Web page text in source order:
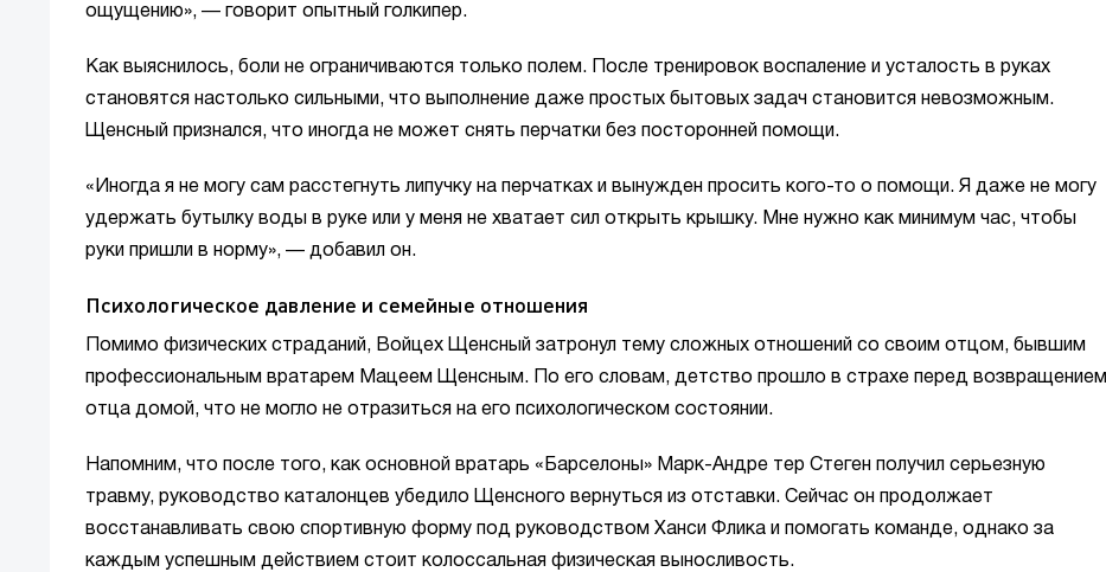
ощущению», — говорит опытный голкипер.
Как выяснилось, боли не ограничиваются только полем. После тренировок воспаление и усталость в руках
становятся настолько сильными, что выполнение даже простых бытовых задач становится невозможным.
Щенсный признался, что иногда не может снять перчатки без посторонней помощи.
«Иногда я не могу сам расстегнуть липучку на перчатках и вынужден просить кого-то о помощи. Я даже не могу
удержать бутылку воды в руке или у меня не хватает сил открыть крышку. Мне нужно как минимум час, чтобы
руки пришли в норму», — добавил он.
Психологическое давление и семейные отношения
Помимо физических страданий, Войцех Щенсный затронул тему сложных отношений со своим отцом, бывшим
профессиональным вратарем Мацеем Щенсным. По его словам, детство прошло в страхе перед возвращением
отца домой, что не могло не отразиться на его психологическом состоянии.
Напомним, что после того, как основной вратарь «Барселоны» Марк-Андре тер Стеген получил серьезную
травму, руководство каталонцев убедило Щенсного вернуться из отставки. Сейчас он продолжает
восстанавливать свою спортивную форму под руководством Ханси Флика и помогать команде, однако за
каждым успешным действием стоит колоссальная физическая выносливость.